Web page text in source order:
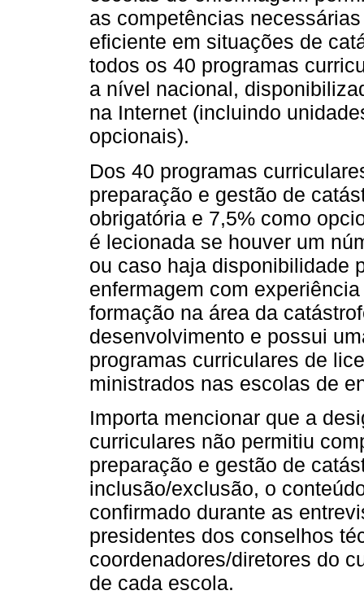
as competências
eficiente em situações de
todos os 40 programas
a nível nacional,
na Internet (incluindo
opcionais).
Dos 40 programas
preparação e gestão de
obrigatória e 7,5% como
é lecionada se houver um
ou caso haja disponibilidade
enfermagem com
formação na área da
desenvolvimento e possui
programas curriculares de
ministrados nas escolas de
Importa mencionar que a
curriculares não permitiu
preparação e gestão de
inclusão/exclusão, o
confirmado durante as
presidentes dos conselhos
coordenadores/diretores do
de cada escola.